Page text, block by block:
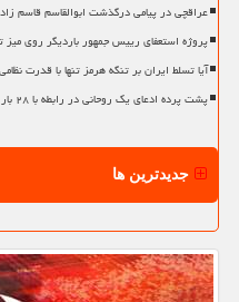
عراقچی در پیامی درگذشت ابوالقاسم قاسم
پروژه استعفای رییس جمهور باردیگر روی میز
آیا تسلط ایران بر تنگه هرمز تنها با قدرت
پشت پرده ادعای یک روحانی در رابطه با ۲۸ بار استعفای مسعود پزشکیان
جدیدترین ها